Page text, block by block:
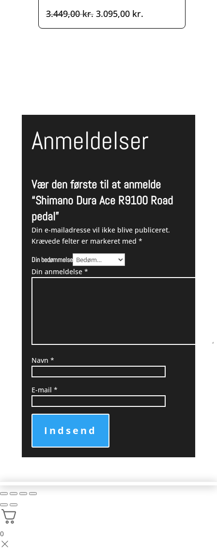
3.449,00kr. Den
oprindelige
3.095,00 kr.Den
aktuelle
Anmeldelser
Vær den første til at anmelde
“Shimano Dura Ace R9100 Road
pedal”
Din e-mailadresse vil ikke blive publiceret.
Krævede felter er markeret med *
Din bedømmelse
Din anmeldelse *
Navn *
E-mail *
Indsend
0